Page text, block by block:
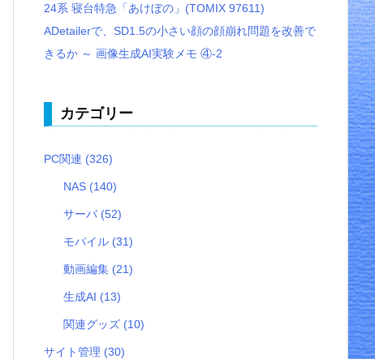
24系 寝台特急「あけぼの」(TOMIX 97611)
ADetailerで、SD1.5の小さい顔の顔崩れ問題を改善で
きるか ～ 画像生成AI実験メモ ④-2
カテゴリー
PC関連 (326)
NAS (140)
サーバ (52)
モバイル (31)
動画編集 (21)
生成AI (13)
関連グッズ (10)
サイト管理 (30)